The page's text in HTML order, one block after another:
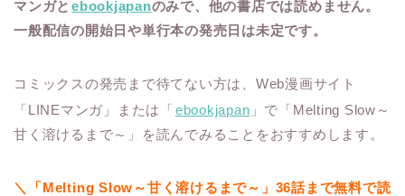
マンガと ebookjapanのみで、他の書店では読めません。
一般配信の開始日や単行本の発売日は未定です。
コミックスの発売まで待てない方は、Web漫画サイト
「LINEマンガ」または「ebookjapan 」で「Melting Slow～
甘く溶けるまで～」を読んでみることをおすすめします。
＼「Melting Slow～甘く溶けるまで～」36話まで無料で読